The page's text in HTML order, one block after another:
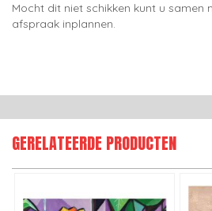
Mocht dit niet schikken kunt u samen
afspraak inplannen.
GERELATEERDE PRODUCTEN